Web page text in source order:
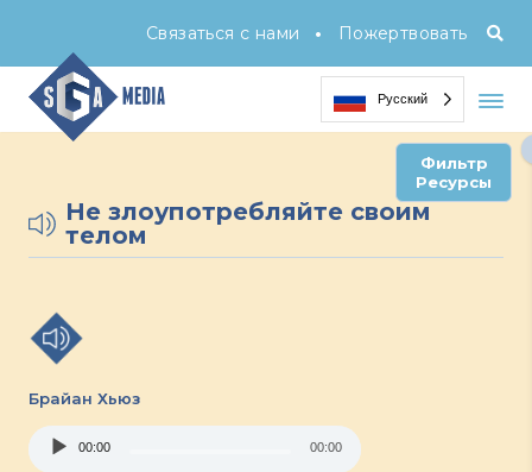
Связаться с нами • Пожертвовать
Русский
Фильтр
Ресурсы
Не злоупотребляйте своим
телом
Брайан Хьюз
Audio
Player
00:00 00:00